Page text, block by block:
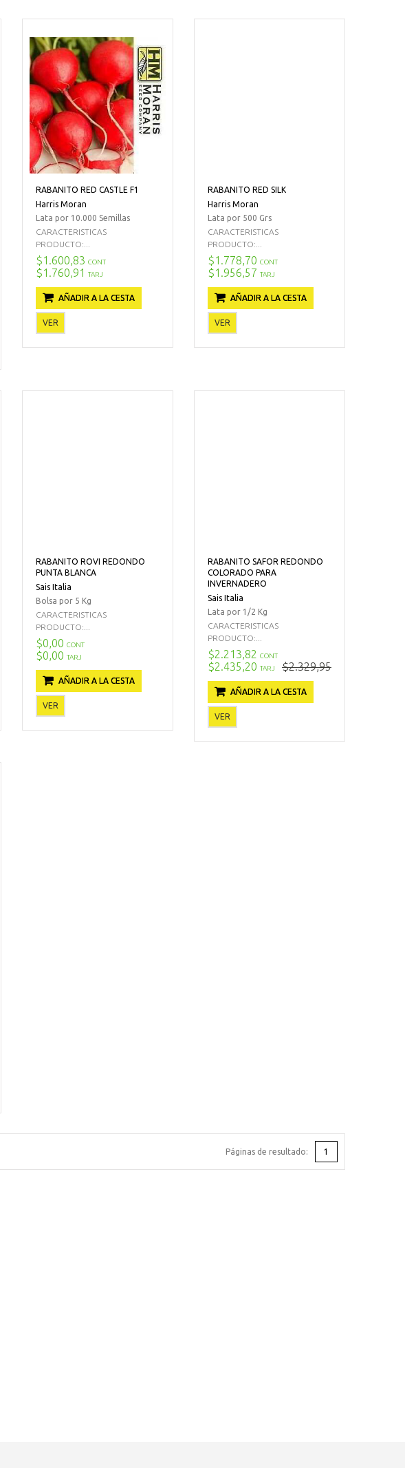
RABANITO RED CASTLE F1
Harris Moran
Lata por 10.000 Semillas
CARACTERISTICAS
PRODUCTO:...
$1.600,83 CONT
$1.760,91 TARJ
AÑADIR A LA CESTA
VER
RABANITO RED SILK
Harris Moran
Lata por 500 Grs
CARACTERISTICAS
PRODUCTO:...
$1.778,70 CONT
$1.956,57 TARJ
AÑADIR A LA CESTA
VER
RABANITO ROVI REDONDO
PUNTA BLANCA
Sais Italia
Bolsa por 5 Kg
CARACTERISTICAS
PRODUCTO:...
$0,00 CONT
$0,00 TARJ
AÑADIR A LA CESTA
VER
RABANITO SAFOR REDONDO
COLORADO PARA
INVERNADERO
Sais Italia
Lata por 1/2 Kg
CARACTERISTICAS
PRODUCTO:...
$2.213,82 CONT
$2.435,20 TARJ $2.329,95
AÑADIR A LA CESTA
VER
1
Páginas de resultado: